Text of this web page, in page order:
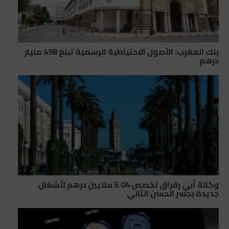
بنك المغرب: الأصول الاحتياطية الرسمية تبلغ 498 مليار
درهم
وكالة أبي رقراق تخصص 5.04 ملايين درهم لأشغال
جديدة بجسر الحسن الثاني